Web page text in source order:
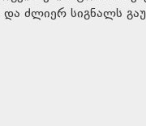
ძლიერ სიგნალს